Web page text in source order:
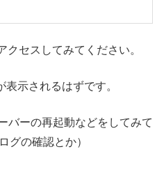
クセスしてみてください。
表示されるはずです。
バーの再起動などをしてみて
グの確認とか）